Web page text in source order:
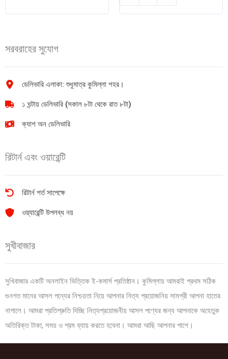
ক্রিম
200gm
মেডিপ্লাস
ডিএস
সরবরাহের সুযোগ
ডেলিভারি এলাকা: শুধুমাত্র কুমিল্লা শহর।
১ ঘন্টায় ডেলিভারি (সকাল ৮টা থেকে রাত ৮টা)
ক্যাশ অন ডেলিভারি
রিটার্ন এবং ওয়ারেন্টি
রিটার্ন শর্ত সাপেক্ষে
ওয়্যারেন্টি উপলব্ধ নয়
সুখীবাজার
সুখিবাজার একটি অনলাইন ভিত্তিক ই-কমার্স প্রতিষ্ঠান। কুমিল্লায় আমরাই প্রথম সঠিক
গুনগত মানের আসল পন্যের নিশ্চয়তা নিয়ে আপনার নিত্য প্রয়োজনিয় সামগ্রী আপনা হাতের
নাগালে। আমরা প্রতিশ্রুতি দিচ্ছি নিত্যপ্রয়োজনীয় আসল পণ্যের জন্য আপনাকে অহেতুক
অতিরিক্ত টাকা, সময় ও শ্রম ব্যায় করতে হবেনা। আমরা আছি আপনার পাশে।